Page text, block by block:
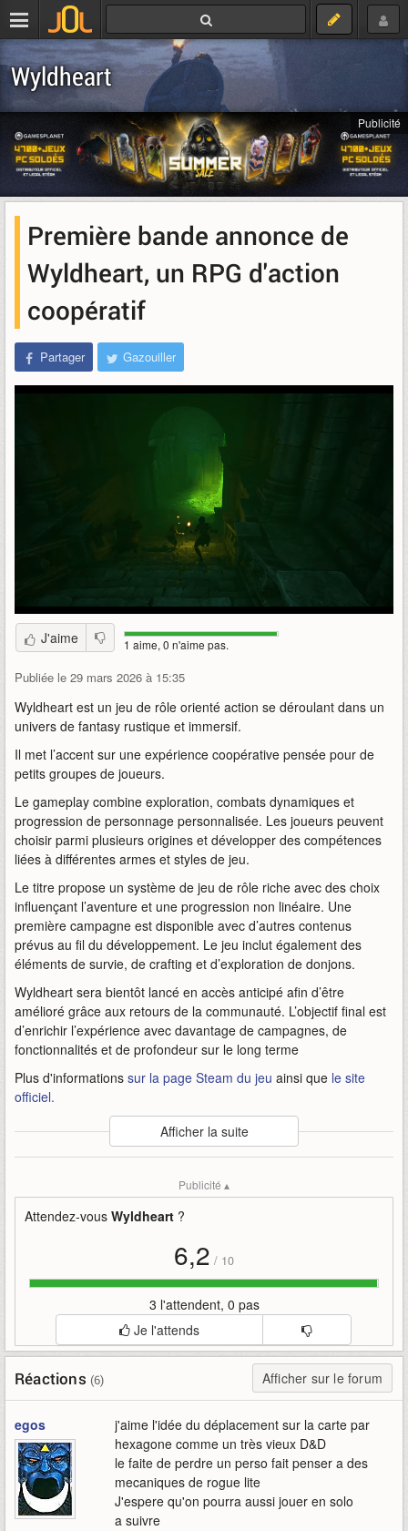
Wyldheart
Publicité
Première bande annonce de
Wyldheart, un RPG d'action
coopératif
Partager Gazouiller
J'aime 1 aime, 0 n'aime pas.
Publiée le 29 mars 2026 à 15:35
Wyldheart est un jeu de rôle orienté action se déroulant dans un
univers de fantasy rustique et immersif.
Il met l’accent sur une expérience coopérative pensée pour de
petits groupes de joueurs.
Le gameplay combine exploration, combats dynamiques et
progression de personnage personnalisée. Les joueurs peuvent
choisir parmi plusieurs origines et développer des compétences
liées à différentes armes et styles de jeu.
Le titre propose un système de jeu de rôle riche avec des choix
influençant l’aventure et une progression non linéaire. Une
première campagne est disponible avec d’autres contenus
prévus au fil du développement. Le jeu inclut également des
éléments de survie, de crafting et d’exploration de donjons.
Wyldheart sera bientôt lancé en accès anticipé afin d’être
amélioré grâce aux retours de la communauté. L’objectif final est
d’enrichir l’expérience avec davantage de campagnes, de
fonctionnalités et de profondeur sur le long terme
Plus d'informations sur la page Steam du jeu ainsi que le site
officiel.
Auteur
Wayfinder Studios
: Andy
première
wyldheart
Afficher la suite
Publicité ▴
Attendez-vous Wyldheart ?
6,2 / 10
3 l'attendent, 0 pas
Je l'attends
Réactions (6) Afficher sur le forum
egos
j'aime l'idée du déplacement sur la carte par
hexagone comme un très vieux D&D
le faite de perdre un perso fait penser a des
mecaniques de rogue lite
J'espere qu'on pourra aussi jouer en solo
a suivre